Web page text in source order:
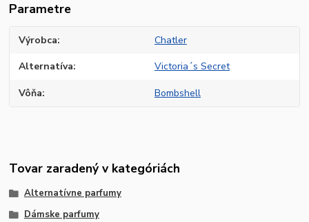
Parametre
Výrobca Chatler
Alternatíva Victoria´s Secret
Vôňa Bombshell
Tovar zaradený v kategóriách
Alternatívne parfumy
Dámske parfumy